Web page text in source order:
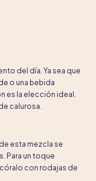
del día. Ya sea que
o una bebida
es la elección ideal.
calurosa.
esta mezcla se
Para un toque
con rodajas de